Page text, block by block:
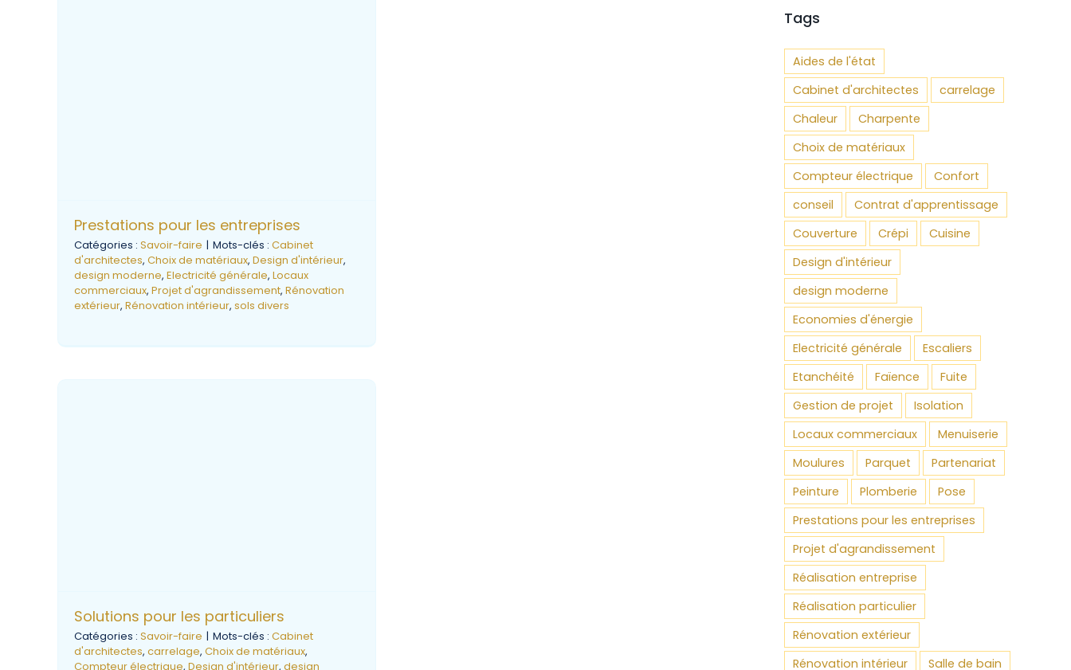
Prestations pour les entreprises
Catégories : Savoir-faire | Mots-clés : Cabinet
d'architectes, Choix de matériaux, Design d'intérieur,
design moderne, Electricité générale, Locaux
commerciaux, Projet d'agrandissement, Rénovation
extérieur, Rénovation intérieur, sols divers
Solutions pour les particuliers
Catégories : Savoir-faire | Mots-clés : Cabinet
d'architectes, carrelage, Choix de matériaux,
Compteur électrique, Design d'intérieur, design
Tags
Aides de l'état
Cabinet d'architectes
carrelage
Chaleur
Charpente
Choix de matériaux
Compteur électrique
Confort
conseil
Contrat d'apprentissage
Couverture
Crépi
Cuisine
Design d'intérieur
design moderne
Economies d'énergie
Electricité générale
Escaliers
Etanchéité
Faïence
Fuite
Gestion de projet
Isolation
Locaux commerciaux
Menuiserie
Moulures
Parquet
Partenariat
Peinture
Plomberie
Pose
Prestations pour les entreprises
Projet d'agrandissement
Réalisation entreprise
Réalisation particulier
Rénovation extérieur
Rénovation intérieur
Salle de bain